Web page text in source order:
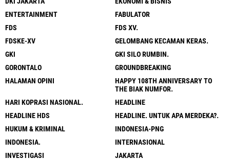
ENTERTAINMENT
FABULATOR
FDS
FDS XV.
FDSKE-XV
GELOMBANG KECAMAN KERAS.
GKI
GKI SILO RUMBIN.
GORONTALO
GROUNDBREAKING
HALAMAN OPINI
HAPPY 108TH ANNIVERSARY TO
THE BIAK NUMFOR.
HARI KOPRASI NASIONAL.
HEADLINE
HEADLINE HDS
HEADLINE. UNTUK APA MERDEKA?.
HUKUM & KRIMINAL
INDONESIA-PNG
INDONESIA.
INTERNASIONAL
INVESTIGASI
JAKARTA